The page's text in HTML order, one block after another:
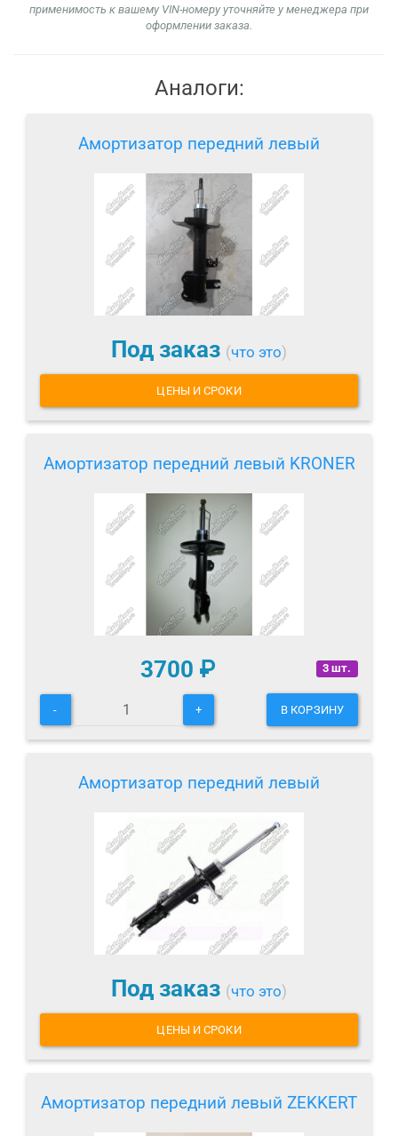
применимость к вашему VIN-номеру уточняйте у менеджера при
оформлении заказа.
Аналоги:
Амортизатор передний левый
Под заказ (что это)
ЦЕНЫ И СРОКИ
Амортизатор передний левый KRONER
3 шт.
3700 ₽
- + В КОРЗИНУ
Амортизатор передний левый
Под заказ (что это)
ЦЕНЫ И СРОКИ
Амортизатор передний левый ZEKKERT